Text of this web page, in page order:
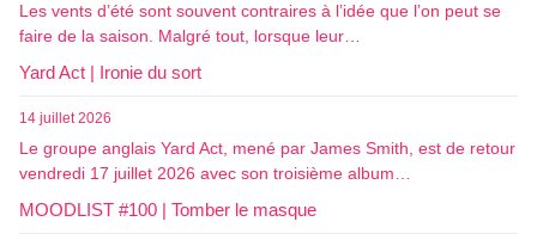
Les vents d’été sont souvent contraires à l’idée que l’on peut se
faire de la saison. Malgré tout, lorsque leur…
Yard Act | Ironie du sort
14 juillet 2026
Le groupe anglais Yard Act, mené par James Smith, est de retour
vendredi 17 juillet 2026 avec son troisième album…
MOODLIST #100 | Tomber le masque